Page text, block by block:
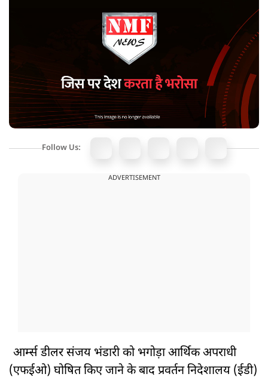
Follow Us:
ADVERTISEMENT
आर्म्स डीलर संजय भंडारी को भगोड़ा आर्थिक अपराधी
(एफईओ) घोषित किए जाने के बाद प्रवर्तन निदेशालय (ईडी)